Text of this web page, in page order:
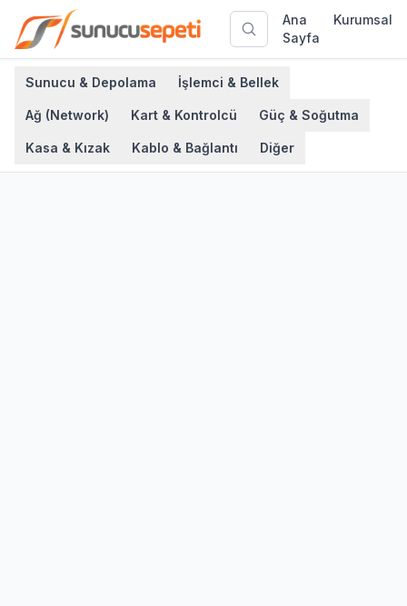
Ana
Sayfa
Kurumsal
Sunucu & Depolama İşlemci & Bellek
Ağ (Network) Kart & Kontrolcü Güç & Soğutma
Kasa & Kızak Kablo & Bağlantı Diğer